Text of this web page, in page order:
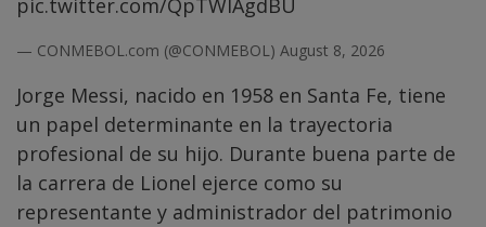
pic.twitter.com/QpTWIAgdBU
— CONMEBOL.com (@CONMEBOL) August 8, 2026
Jorge Messi, nacido en 1958 en Santa Fe, tiene
un papel determinante en la trayectoria
profesional de su hijo. Durante buena parte de
la carrera de Lionel ejerce como su
representante y administrador del patrimonio